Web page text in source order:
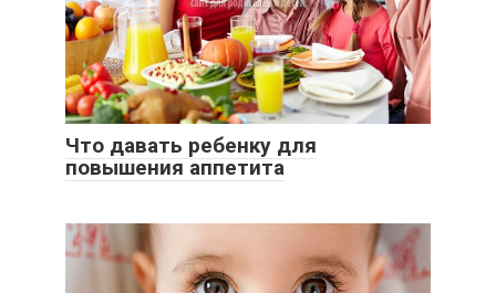
Что давать ребенку для
повышения аппетита